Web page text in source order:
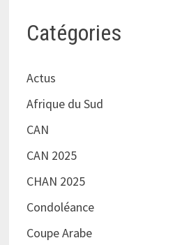
Catégories
Actus
Afrique du Sud
CAN
CAN 2025
CHAN 2025
Condoléance
Coupe Arabe